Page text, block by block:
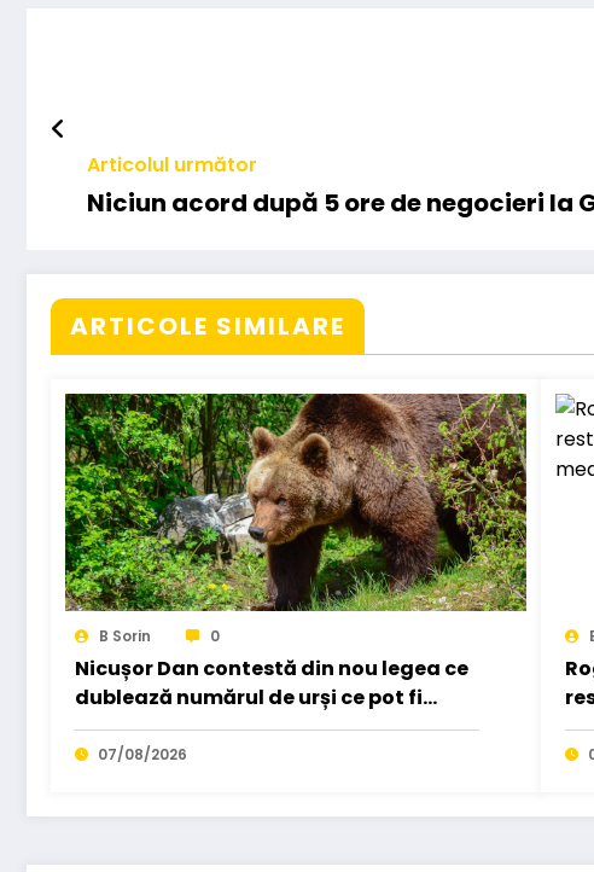
Articolul următor
Niciun acord după 5 ore de negocieri la
ARTICOLE SIMILARE
B Sorin 0
Nicușor Dan contestă din nou legea ce
dublează numărul de urși ce pot fi
vânați. A trimis-o…
07/08/2026
în